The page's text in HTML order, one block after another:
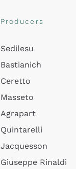
Producers
Sedilesu
Bastianich
Ceretto
Masseto
Agrapart
Quintarelli
Jacquesson
Giuseppe Rinaldi